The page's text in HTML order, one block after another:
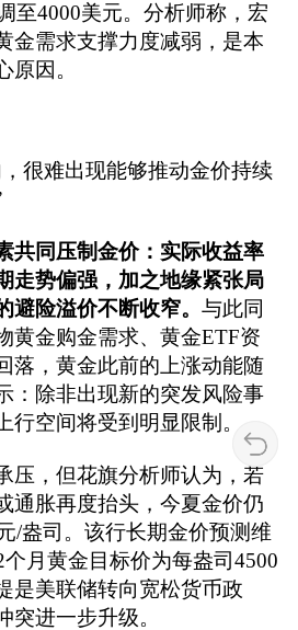
至4000美元。分析师称，宏
金需求支撑力度减弱，是本
原因。
很难出现能够推动金价持续
共同压制金价：实际收益率
走势偏强，加之地缘紧张局
避险溢价不断收窄。 与此同
黄金购金需求、黄金ETF资
落，黄金此前的上涨动能随
：除非出现新的突发风险事
行空间将受到明显限制。
压，但花旗分析师认为，若
通胀再度抬头，今夏金价仍
/盎司。该行长期金价预测维
月黄金目标价为每盎司4500
是美联储转向宽松货币政
突进一步升级。